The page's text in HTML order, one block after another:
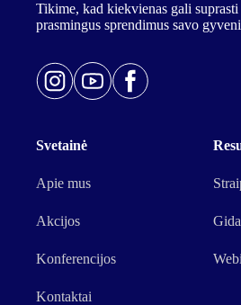
Tikime, kad kiekvienas gali
prasmingus sprendimus savo
Svetainė
Apie mus
Akcijos
Konferencijos
Kontaktai